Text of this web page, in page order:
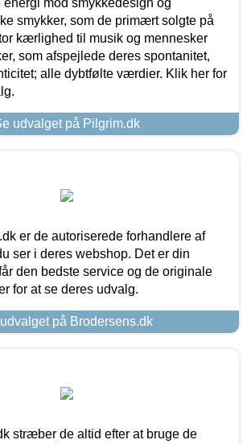
smykker, som de primært solgte på
kærlighed til musik og mennesker
som afspejlede deres spontanitet,
alle dybtfølte værdier. Klik her for
udvalget på Pilgrim.dk
er de autoriserede forhandlere af
ser i deres webshop. Det er din
den bedste service og de originale
for at se deres udvalg.
på Brodersens.dk
stræber de altid efter at bruge de